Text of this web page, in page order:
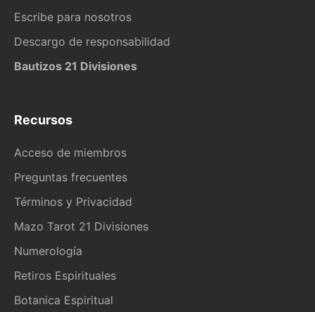
Escribe para nosotros
Descargo de responsabilidad
Bautizos 21 Divisiones
Recursos
Acceso de miembros
Preguntas frecuentes
Términos y Privacidad
Mazo Tarot 21 Divisiones
Numerología
Retiros Espirituales
Botanica Espiritual